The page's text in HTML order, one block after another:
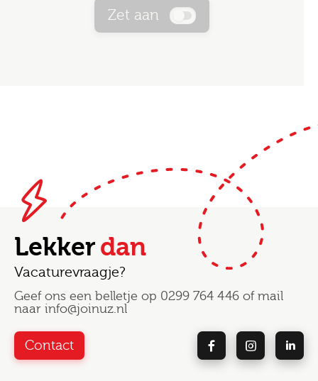
Zet aan
Lekkerdan
Vacaturevraagje?
Geef ons een belletje op 0299 764 446 of mail
naar info@joinuz.nl
Contact